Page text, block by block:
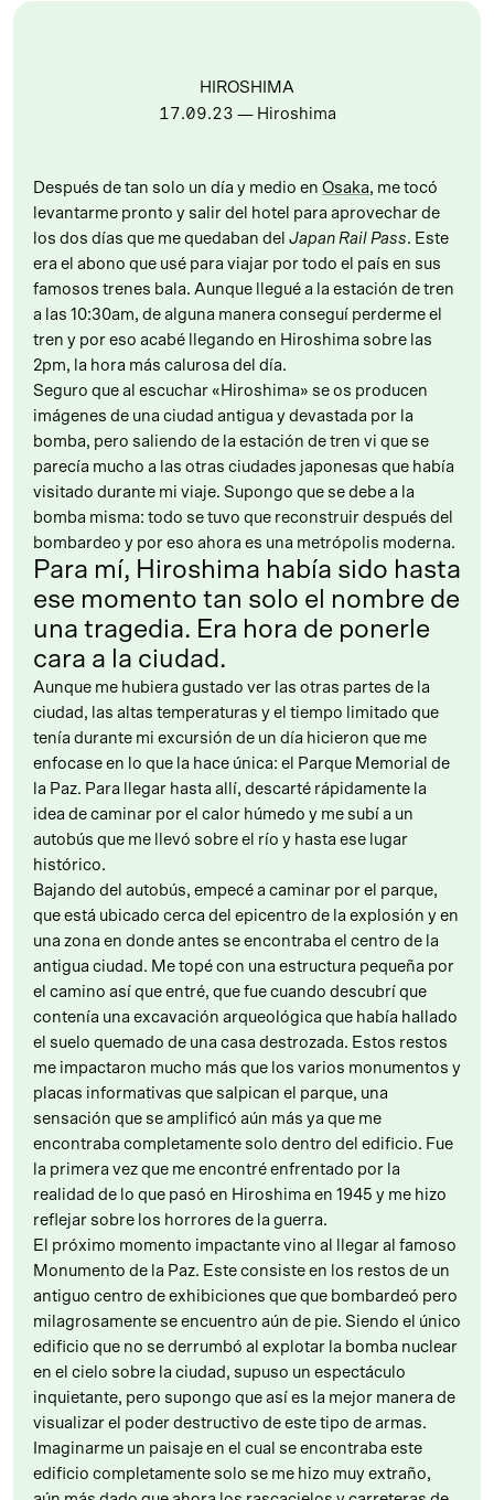
HIROSHIMA
17.09.23 — Hiroshima
Después de tan solo un día y medio en Osaka, me tocó
levantarme pronto y salir del hotel para aprovechar de
los dos días que me quedaban del Japan Rail Pass. Este
era el abono que usé para viajar por todo el país en sus
famosos trenes bala. Aunque llegué a la estación de tren
a las 10:30am, de alguna manera conseguí perderme el
tren y por eso acabé llegando en Hiroshima sobre las
2pm, la hora más calurosa del día.
Seguro que al escuchar «Hiroshima» se os producen
imágenes de una ciudad antigua y devastada por la
bomba, pero saliendo de la estación de tren vi que se
parecía mucho a las otras ciudades japonesas que había
visitado durante mi viaje. Supongo que se debe a la
bomba misma: todo se tuvo que reconstruir después del
bombardeo y por eso ahora es una metrópolis moderna.
Para mí, Hiroshima había sido hasta
ese momento tan solo el nombre de
una tragedia. Era hora de ponerle
cara a la ciudad.
Aunque me hubiera gustado ver las otras partes de la
ciudad, las altas temperaturas y el tiempo limitado que
tenía durante mi excursión de un día hicieron que me
enfocase en lo que la hace única: el Parque Memorial de
la Paz. Para llegar hasta allí, descarté rápidamente la
idea de caminar por el calor húmedo y me subí a un
autobús que me llevó sobre el río y hasta ese lugar
histórico.
Bajando del autobús, empecé a caminar por el parque,
que está ubicado cerca del epicentro de la explosión y en
una zona en donde antes se encontraba el centro de la
antigua ciudad. Me topé con una estructura pequeña por
el camino así que entré, que fue cuando descubrí que
contenía una excavación arqueológica que había hallado
el suelo quemado de una casa destrozada. Estos restos
me impactaron mucho más que los varios monumentos y
placas informativas que salpican el parque, una
sensación que se amplificó aún más ya que me
encontraba completamente solo dentro del edificio. Fue
la primera vez que me encontré enfrentado por la
realidad de lo que pasó en Hiroshima en 1945 y me hizo
reflejar sobre los horrores de la guerra.
El próximo momento impactante vino al llegar al famoso
Monumento de la Paz. Este consiste en los restos de un
antiguo centro de exhibiciones que que bombardeó pero
milagrosamente se encuentro aún de pie. Siendo el único
edificio que no se derrumbó al explotar la bomba nuclear
en el cielo sobre la ciudad, supuso un espectáculo
inquietante, pero supongo que así es la mejor manera de
visualizar el poder destructivo de este tipo de armas.
Imaginarme un paisaje en el cual se encontraba este
edificio completamente solo se me hizo muy extraño,